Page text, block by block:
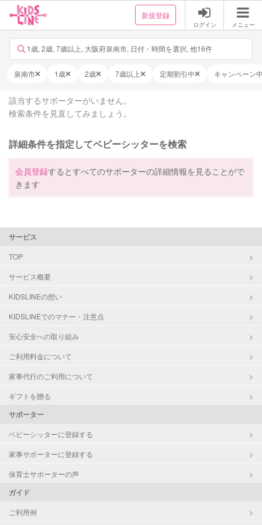
新規登録
ログイン メニュー
1歳, 2歳, 7歳以上, 大阪府泉南市, 日付・時間を選択, 他16件
泉南市 1歳 2歳 7歳以上 定期割引中 キャンペーン
該当するサポーターがいません。
検索条件を見直してみましょう。
詳細条件を指定してベビーシッターを検索
会員登録するとすべてのサポーターの詳細情報を見ることがで
きます
サービス
TOP
サービス概要
KIDSLINEの想い
KIDSLINEでのマナー・注意点
安心安全への取り組み
ご利用料金について
家事代行のご利用について
ギフトを贈る
サポーター
ベビーシッターに登録する
家事サポーターに登録する
保育士サポーターの声
ガイド
ご利用例